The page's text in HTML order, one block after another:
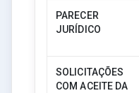
PARECER
JURÍDICO
SOLICITAÇÕES
COM ACEITE DA